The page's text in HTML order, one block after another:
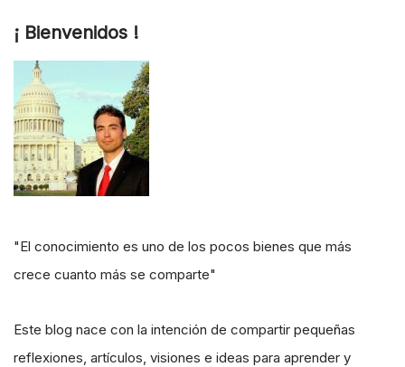
¡ Bienvenidos !
"El conocimiento es uno de los pocos bienes que más
crece cuanto más se comparte"
Este blog nace con la intención de compartir pequeñas
reflexiones, artículos, visiones e ideas para aprender y